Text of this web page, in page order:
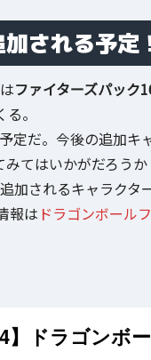
される予定
ファイターズパック
。
定だ。今後の追加
てはいかがだろうか
されるキャラクタ
報は ドラゴンボール
】ドラゴンボ